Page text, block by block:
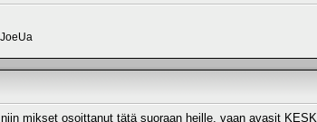
mikset osoittanut tätä suoraan heille, vaan avasit